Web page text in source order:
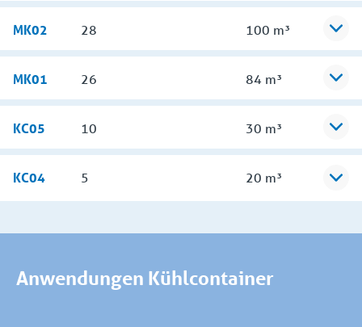
MK02 28 100 m³
MK01 26 84 m³
KC05 10 30 m³
KC04 5 20 m³
Anwendungen Kühlcontainer